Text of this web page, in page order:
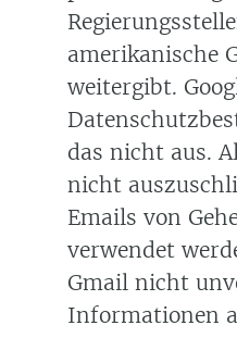
amerikanische
weitergibt.
das nicht aus.
nicht
Emails von
verwendet
Gmail nicht
Informationen